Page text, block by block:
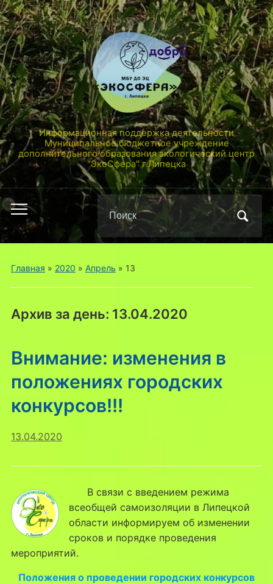
Информационная поддержка деятельности
Муниципальное бюджетное учреждение
дополнительного образования экологический центр
"ЭкоСфера" г.Липецка
Переключить
мобильное
меню
Поиск
по:
Главная » 2020 » Апрель » 13
Архив за день: 13.04.2020
Внимание: изменения в
положениях городских
конкурсов!!!
13.04.2020
В связи с введением режима
всеобщей самоизоляции в Липецкой
области информируем об изменении
сроков и порядке проведения
мероприятий.
Положения о проведении городских конкурсов